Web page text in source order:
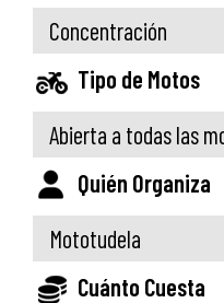
Concentración
Tipo de Motos
Abierta a todas las
Quién Organiza
Mototudela
Cuánto Cuesta